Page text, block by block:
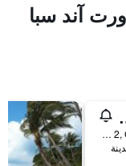
آند سبا
ريزورت
99/10 Moo 2, Chaweng Beach, كوه ساموي, تايلاند